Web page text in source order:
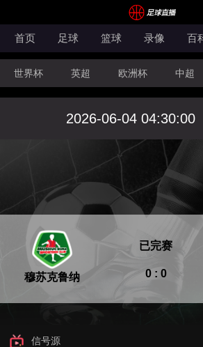
首页 足球 篮球 录像 百
世界杯 英超 欧洲杯 中超
CBA FIBA洲际杯
2026-06-04 04:30:00
穆苏克鲁纳 0 : 0
已完赛
信号源